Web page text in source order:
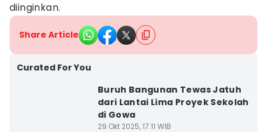
diinginkan.
Share Article
Curated For You
Buruh Bangunan Tewas Jatuh
dari Lantai Lima Proyek Sekolah
di Gowa
29 Okt 2025, 17:11 WIB